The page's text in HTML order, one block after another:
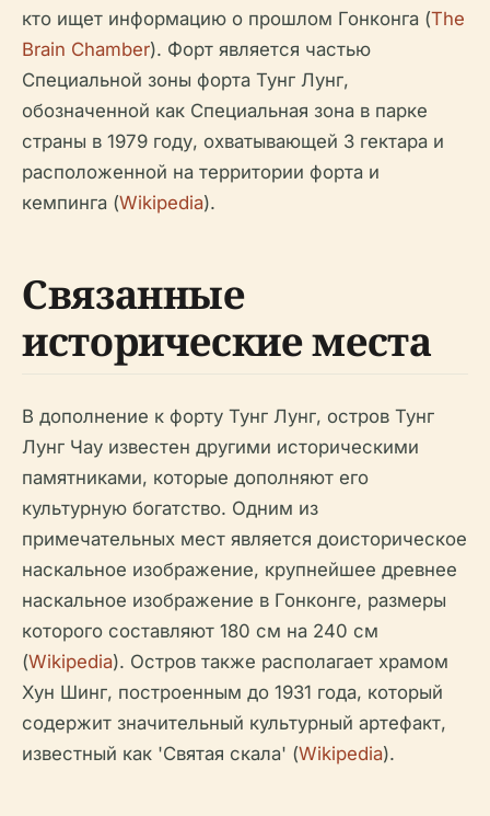
кто ищет информацию о прошлом Гонконга (The
Brain Chamber). Форт является частью
Специальной зоны форта Тунг Лунг,
обозначенной как Специальная зона в парке
страны в 1979 году, охватывающей 3 гектара и
расположенной на территории форта и
кемпинга (Wikipedia).
Связанные
исторические места
В дополнение к форту Тунг Лунг, остров Тунг
Лунг Чау известен другими историческими
памятниками, которые дополняют его
культурную богатство. Одним из
примечательных мест является доисторическое
наскальное изображение, крупнейшее древнее
наскальное изображение в Гонконге, размеры
которого составляют 180 см на 240 см
(Wikipedia). Остров также располагает храмом
Хун Шинг, построенным до 1931 года, который
содержит значительный культурный артефакт,
известный как 'Святая скала' (Wikipedia).